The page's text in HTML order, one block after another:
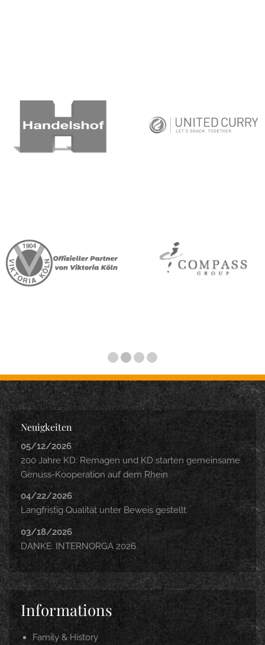
Neuigkeiten
05/12/2026
200 Jahre KD: Remagen und KD starten gemeinsame
Genuss-Kooperation auf dem Rhein
04/22/2026
Langfristig Qualität unter Beweis gestellt
03/18/2026
DANKE. INTERNORGA 2026
Informations
Family & History